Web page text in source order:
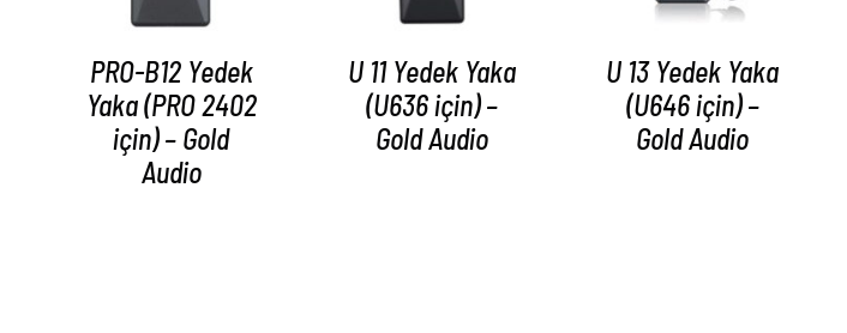
PRO-B12 Yedek
Yaka (PRO 2402
için) – Gold
Audio
U 11 Yedek Yaka
(U636 için) –
Gold Audio
U 13 Yedek Yaka
(U646 için) –
Gold Audio